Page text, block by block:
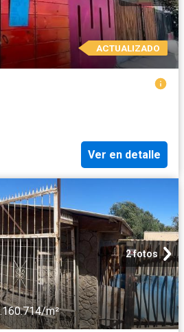
ACTUALIZADO
Ver en detalle
2 fotos
m²